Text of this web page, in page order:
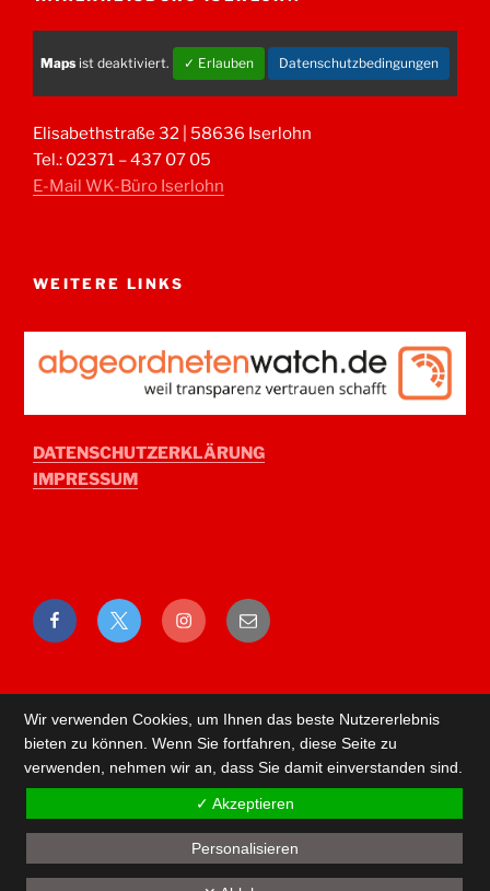
Maps ist deaktiviert. ✓ Erlauben Datenschutzbedingungen
Elisabethstraße 32 | 58636 Iserlohn
Tel.: 02371 – 437 07 05
E-Mail WK-Büro Iserlohn
WEITERE LINKS
DATENSCHUTZERKLÄRUNG
IMPRESSUM
FacebookTwitter Instagram
E-
Mail
Wir verwenden Cookies, um Ihnen das beste Nutzererlebnis
bieten zu können. Wenn Sie fortfahren, diese Seite zu
verwenden, nehmen wir an, dass Sie damit einverstanden sind.
✓ Akzeptieren
Personalisieren